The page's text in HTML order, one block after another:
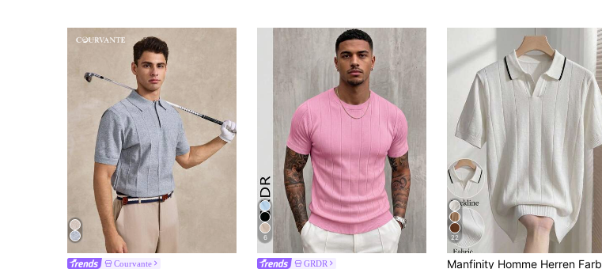
Courvante
6
GRDR
22